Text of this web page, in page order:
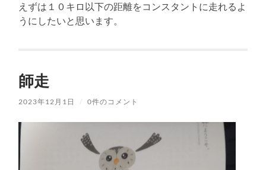
えずは１０キロ以下の距離をコンスタントに走れるよ
うにしたいと思います。
師走
2023年12月1日 / 0件のコメント